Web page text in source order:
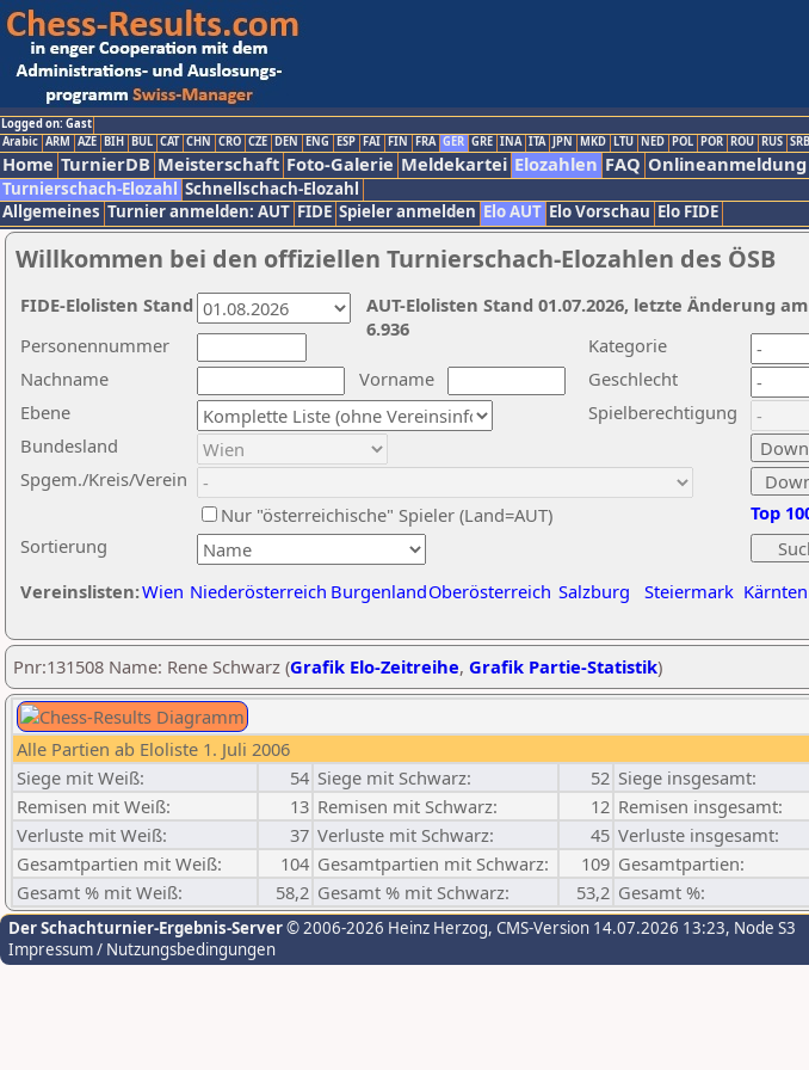
Logged on: Gast
Arabic ARM AZE BIH BUL CAT CHN CRO CZE DEN ENG ESP FAI FIN FRA GER GRE INA ITA JPN MKD LTU NED POL POR ROU RUS SRB
Home TurnierDB Meisterschaft Foto-Galerie Meldekartei Elozahlen FAQ Onlineanmeldung
Turnierschach-Elozahl Schnellschach-Elozahl
Allgemeines Turnier anmelden: AUT FIDE Spieler anmelden Elo AUT Elo Vorschau Elo FIDE
Willkommen bei den offiziellen Turnierschach-Elozahlen des ÖSB
Nachname
Vorname
Ebene
Kategorie
Sortierung
Personennummer
Bundesland
Spgem./Kreis/Verein
Geschlecht
Nur "österreichische" Spieler (Land=AUT)
Spielberechtigung
Vereinslisten:Wien Niederösterreich BurgenlandOberösterreich Salzburg Steiermark Kärnten
Top
AUT-Elolisten Stand 01.07.2026, letzte Änderung
6.936
FIDE-Elolisten Stand
Pnr:131508 Name: Rene Schwarz (Grafik Elo-Zeitreihe, Grafik Partie-Statistik)
Alle Partien ab Eloliste 1. Juli 2006
Siege mit Weiß:
54 Siege mit Schwarz: 52 Siege insgesamt:
Remisen mit Weiß:
13 Remisen mit Schwarz: 12 Remisen insgesamt:
Verluste mit Weiß:
37 Verluste mit Schwarz: 45 Verluste insgesamt:
Gesamtpartien mit Weiß:
104 Gesamtpartien mit Schwarz: 109 Gesamtpartien:
Gesamt % mit Weiß:
58,2 Gesamt % mit Schwarz: 53,2 Gesamt %:
Der Schachturnier-Ergebnis-Server© 2006-2026 Heinz Herzog, CMS-Version 14.07.2026 13:23, Node S3
Impressum / Nutzungsbedingungen